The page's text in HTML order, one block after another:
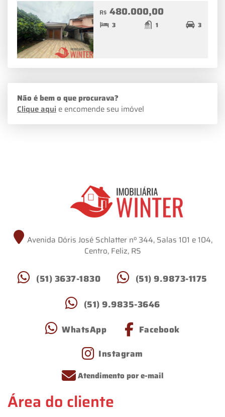
R$ 480.000,00
3 1 3
Não é bem o que procurava?
Clique aqui e encomende seu imóvel
Avenida Dóris José Schlatter nº 344, Salas 101 e 104,
Centro, Feliz, RS
(51) 3637-1830
(51) 9.9873-1175
(51) 9.9835-3646
WhatsApp
Facebook
Instagram
Atendimento por e-mail
Área do cliente